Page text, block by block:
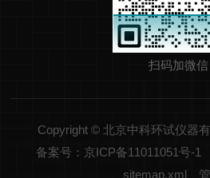
扫码加微信
Copyright © 北京中科环试仪器
备案号：京ICP备11011051号-1
sitemap.xml